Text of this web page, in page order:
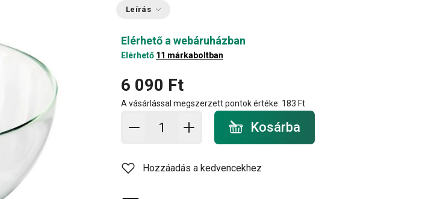
Leírás
Elérhető a webáruházban
Elérhető 11 márkaboltban
6 090 Ft
A vásárlással megszerzett pontok értéke: 183 Ft
Kosárba - mennyiség
Kosárba
Hozzáadás a kedvencekhez